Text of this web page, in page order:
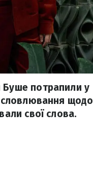
Буше потрапили у
щодо
свої слова.